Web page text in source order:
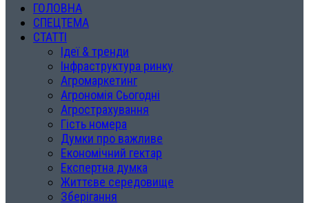
ГОЛОВНА
СПЕЦТЕМА
СТАТТІ
Ідеї & тренди
Інфраструктура ринку
Агромаркетинг
Агрономія Сьогодні
Агрострахування
Гість номера
Думки про важливе
Економічний гектар
Експертна думка
Життєве середовище
Зберігання